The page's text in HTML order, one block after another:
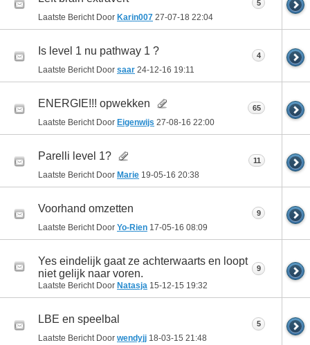
Laatste Bericht Door Karin007 27-07-18 22:04
5
Is level 1 nu pathway 1 ?
Laatste Bericht Door saar 24-12-16 19:11
4
ENERGIE!!! opwekken
Laatste Bericht Door Eigenwijs 27-08-16 22:00
65
Parelli level 1?
Laatste Bericht Door Marie 19-05-16 20:38
11
Voorhand omzetten
Laatste Bericht Door Yo-Rien 17-05-16 08:09
9
Yes eindelijk gaat ze achterwaarts en loopt
niet gelijk naar voren.
Laatste Bericht Door Natasja 15-12-15 19:32
9
LBE en speelbal
Laatste Bericht Door wendyjj 18-03-15 21:48
5